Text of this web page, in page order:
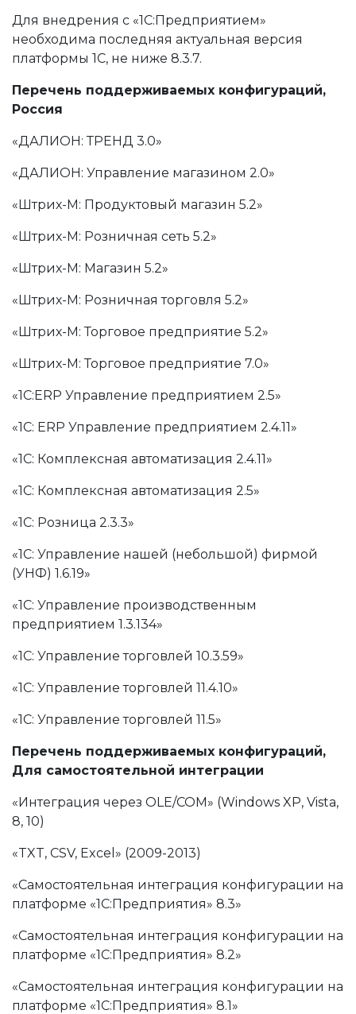
Для внедрения с «1С:Предприятием»
необходима последняя актуальная версия
платформы 1С, не ниже 8.3.7.
Перечень поддерживаемых конфигураций,
Россия
«ДАЛИОН: ТРЕНД 3.0»
«ДАЛИОН: Управление магазином 2.0»
«Штрих-М: Продуктовый магазин 5.2»
«Штрих-М: Розничная сеть 5.2»
«Штрих-М: Магазин 5.2»
«Штрих-М: Розничная торговля 5.2»
«Штрих-М: Торговое предприятие 5.2»
«Штрих-М: Торговое предприятие 7.0»
«1С:ERP Управление предприятием 2.5»
«1С: ERP Управление предприятием 2.4.11»
«1С: Комплексная автоматизация 2.4.11»
«1С: Комплексная автоматизация 2.5»
«1С: Розница 2.3.3»
«1С: Управление нашей (небольшой) фирмой
(УНФ) 1.6.19»
«1С: Управление производственным
предприятием 1.3.134»
«1С: Управление торговлей 10.3.59»
«1С: Управление торговлей 11.4.10»
«1С: Управление торговлей 11.5»
Перечень поддерживаемых конфигураций,
Для самостоятельной интеграции
«Интеграция через OLE/COM» (Windows XP, Vista,
8, 10)
«TXT, CSV, Excel» (2009-2013)
«Самостоятельная интеграция конфигурации на
платформе «1С:Предприятия» 8.3»
«Самостоятельная интеграция конфигурации на
платформе «1С:Предприятия» 8.2»
«Самостоятельная интеграция конфигурации на
платформе «1С:Предприятия» 8.1»